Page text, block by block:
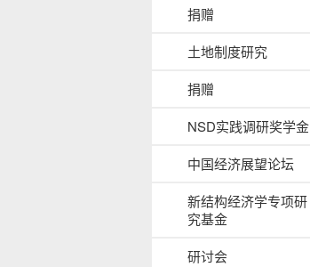
o
捐赠
土地制度研究
捐赠
NSD实践调研奖学金
中国经济展望论坛
新结构经济学专项研
究基金
研讨会